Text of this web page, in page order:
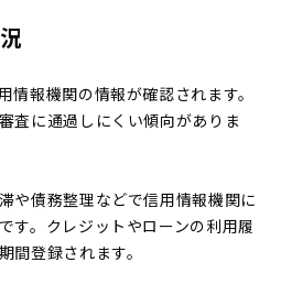
情報機関の情報が確認されます。
査に通過しにくい傾向がありま
や債務整理などで信用情報機関に
す。クレジットやローンの利用履
間登録されます。